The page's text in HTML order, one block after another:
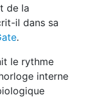
de la
il dans sa
.
le rythme
interne